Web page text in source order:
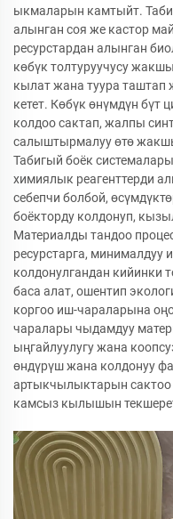
ыкмаларын камтыйт.
алынган соя же кастор
ресурстардан алынган
көбүк толтуруучусу
кылат жана туура таштап
кетет. Көбүк өнүмдүн бүт
колдоо сактап, жалпы
салыштырмалуу өтө
Табигый боёк системалары
химиялык реагенттерди
себепчи болбой,
боёкторду колдонуп,
Материалды тандоо
ресурстарга, минималдуу
колдонулгандан кийинки
баса алат, ошентип
коргоо иш-чараларына
чаралары чыдамдуу
ыңгайлуулугу жана
өндүрүш жана колдонуу
артыкчылыктарын сактоо
камсыз кылышын